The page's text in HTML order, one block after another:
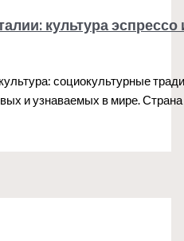
культура эспрессо
социокультурные
и узнаваемых в мире.